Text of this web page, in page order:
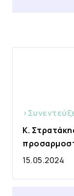
Κ.
15.05.2024